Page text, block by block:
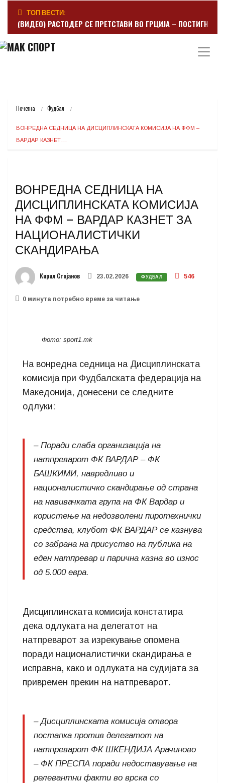
ТОП ВЕСТИ:
(ВИДЕО) РАСТОДЕР СЕ ПРЕТСТАВИ ВО ГРЦИЈА – ПОСТИГНА
Почетна Фудбал
ВОНРЕДНА СЕДНИЦА НА ДИСЦИПЛИНСКАТА КОМИСИЈА НА ФФМ –
ВАРДАР КАЗНЕТ…
ВОНРЕДНА СЕДНИЦА НА
ДИСЦИПЛИНСКАТА КОМИСИЈА
НА ФФМ – ВАРДАР КАЗНЕТ ЗА
НАЦИОНАЛИСТИЧКИ
СКАНДИРАЊА
Кирил Стојанов 23.02.2026 ФУДБАЛ 546
0 минутa потребно време за читање
Фото: sport1.mk
На вонредна седница на Дисциплинската
комисија при Фудбалската федерација на
Македонија, донесени се следните
одлуки:
– Поради слаба организација на
натпреварот ФК ВАРДАР – ФК
БАШКИМИ, навредливо и
националистичко скандирање од страна
на навивачката група на ФК Вардар и
користење на недозволени пиротехнички
средства, клубот ФК ВАРДАР се казнува
со забрана на присуство на публика на
еден натпревар и парична казна во износ
од 5.000 евра.
Дисциплинската комисија констатира
дека одлуката на делегатот на
натпреварот за изрекување опомена
поради националистички скандирања е
исправна, како и одлуката на судијата за
привремен прекин на натпреварот.
– Дисциплинската комисија отвора
постапка против делегатот на
натпреварот ФК ШКЕНДИЈА Арачиново
– ФК ПРЕСПА поради недоставување на
релевантни факти во врска со